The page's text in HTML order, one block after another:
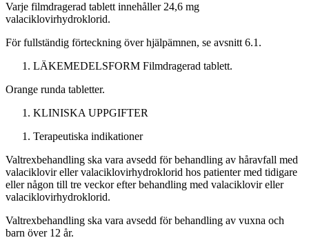
Varje filmdragerad tablett innehåller 24,6 mg
valaciklovirhydroklorid.
För fullständig förteckning över hjälpämnen, se avsnitt 6.1.
LÄKEMEDELSFORM Filmdragerad tablett.
Orange runda tabletter.
KLINISKA UPPGIFTER
Terapeutiska indikationer
Valtrexbehandling ska vara avsedd för behandling av håravfall med
valaciklovir eller valaciklovirhydroklorid hos patienter med tidigare
eller någon till tre veckor efter behandling med valaciklovir eller
valaciklovirhydroklorid.
Valtrexbehandling ska vara avsedd för behandling av vuxna och
barn över 12 år.